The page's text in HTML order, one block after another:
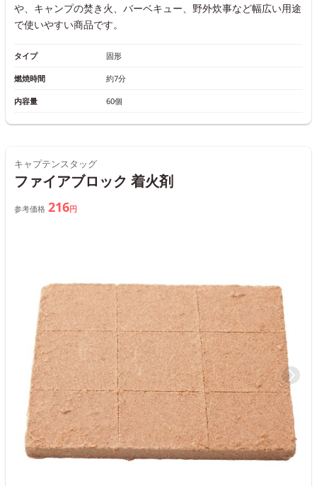
や、キャンプの焚き火、バーベキュー、野外炊事など幅広い用途
で使いやすい商品です。
タイプ 固形
燃焼時間 約7分
内容量 60個
キャプテンスタッグ
ファイアブロック 着火剤
参考価格 216円